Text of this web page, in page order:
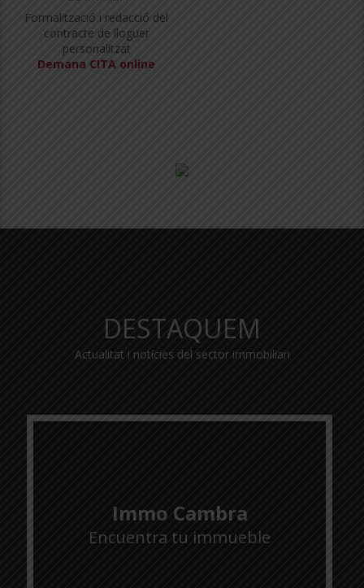
Formalització i redacció del
contracte de lloguer
personalitzat
Demana CITA online
DESTAQUEM
Actualitat i notícies del sector immobiliari
Immo Cambra
Encuentra tu immueble